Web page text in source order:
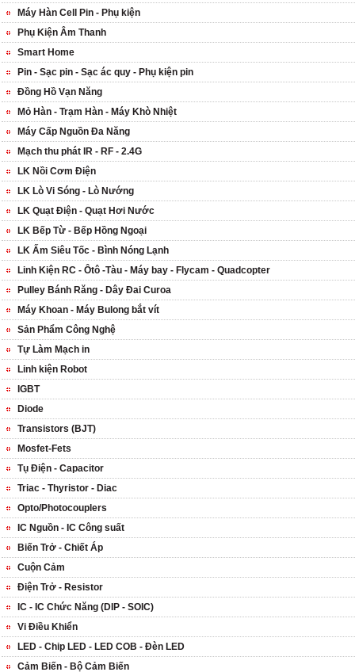
Máy Hàn Cell Pin - Phụ kiện
Phụ Kiện Âm Thanh
Smart Home
Pin - Sạc pin - Sạc ác quy - Phụ kiện pin
Đồng Hồ Vạn Năng
Mỏ Hàn - Trạm Hàn - Máy Khò Nhiệt
Máy Cấp Nguồn Đa Năng
Mạch thu phát IR - RF - 2.4G
LK Nồi Cơm Điện
LK Lò Vi Sóng - Lò Nướng
LK Quạt Điện - Quạt Hơi Nước
LK Bếp Từ - Bếp Hồng Ngoại
LK Ấm Siêu Tốc - Bình Nóng Lạnh
Linh Kiện RC - Ôtô -Tàu - Máy bay - Flycam - Quadcopter
Pulley Bánh Răng - Dây Đai Curoa
Máy Khoan - Máy Bulong bắt vít
Sản Phẩm Công Nghệ
Tự Làm Mạch in
Linh kiện Robot
IGBT
Diode
Transistors (BJT)
Mosfet-Fets
Tụ Điện - Capacitor
Triac - Thyristor - Diac
Opto/Photocouplers
IC Nguồn - IC Công suất
Biến Trở - Chiết Áp
Cuộn Cảm
Điện Trở - Resistor
IC - IC Chức Năng (DIP - SOIC)
Vi Điều Khiển
LED - Chip LED - LED COB - Đèn LED
Cảm Biến - Bộ Cảm Biến